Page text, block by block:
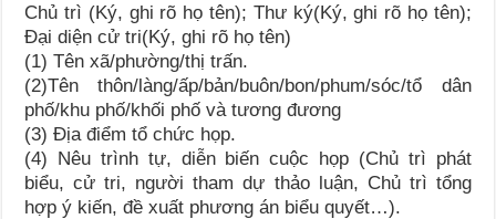
Chủ trì (Ký, ghi rõ họ tên); Thư ký(Ký, ghi rõ họ tên);
Đại diện cử tri(Ký, ghi rõ họ tên)
(1) Tên xã/phường/thị trấn.
(2)Tên thôn/làng/ấp/bản/buôn/bon/phum/sóc/tổ dân
phố/khu phố/khối phố và tương đương
(3) Địa điểm tổ chức họp.
(4) Nêu trình tự, diễn biến cuộc họp (Chủ trì phát
biểu, cử tri, người tham dự thảo luận, Chủ trì tổng
hợp ý kiến, đề xuất phương án biểu quyết…).